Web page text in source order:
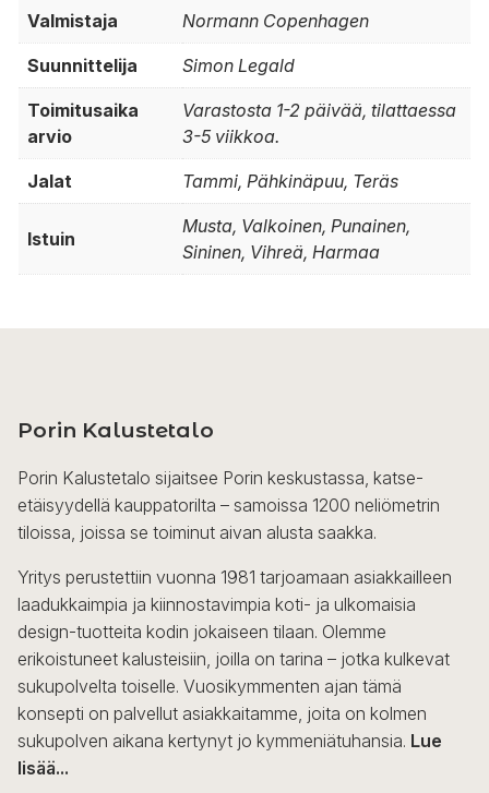
Valmistaja Normann Copenhagen
Suunnittelija Simon Legald
Toimitusaika
arvio
Varastosta 1-2 päivää, tilattaessa
3-5 viikkoa.
Jalat Tammi, Pähkinäpuu, Teräs
Istuin
Musta, Valkoinen, Punainen,
Sininen, Vihreä, Harmaa
Porin Kalustetalo
Porin Kalustetalo sijaitsee Porin keskustassa, katse-
etäisyydellä kauppatorilta – samoissa 1200 neliömetrin
tiloissa, joissa se toiminut aivan alusta saakka.
Yritys perustettiin vuonna 1981 tarjoamaan asiakkailleen
laadukkaimpia ja kiinnostavimpia koti- ja ulkomaisia
design-tuotteita kodin jokaiseen tilaan. Olemme
erikoistuneet kalusteisiin, joilla on tarina – jotka kulkevat
sukupolvelta toiselle. Vuosikymmenten ajan tämä
konsepti on palvellut asiakkaitamme, joita on kolmen
sukupolven aikana kertynyt jo kymmeniätuhansia. Lue
lisää...